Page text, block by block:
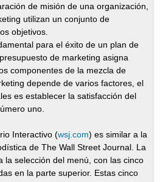
de misión de una organización,
utilizan un conjunto de
objetivos.
para el éxito de un plan de
de marketing asigna
componentes de la mezcla de
depende de varios factores, el
es establecer la satisfacción del
uno.
Interactivo (wsj.com) es similar a la
de The Wall Street Journal. La
la selección del menú, con las cinco
en la parte superior. Estas cinco